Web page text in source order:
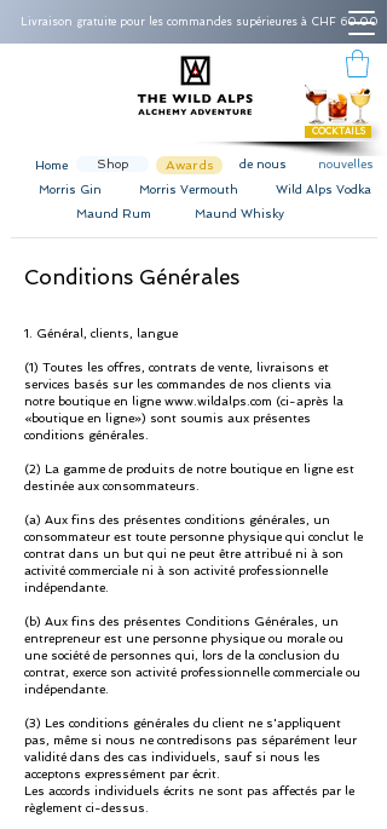
Livraison gratuite pour les commandes supérieures à CHF 60.00
COCKTAILS
Home Shop Awards de nous
nouvelles
Morris Gin
Morris Vermouth
Wild Alps Vodka
Maund Rum
Maund Whisky
Conditions Générales
1. Général, clients, langue
(1) Toutes les offres, contrats de vente, livraisons et
services basés sur les commandes de nos clients via
notre boutique en ligne www.wildalps.com (ci-après la
«boutique en ligne») sont soumis aux présentes
conditions générales.
(2) La gamme de produits de notre boutique en ligne est
destinée aux consommateurs.
(a) Aux fins des présentes conditions générales, un
consommateur est toute personne physique qui conclut le
contrat dans un but qui ne peut être attribué ni à son
activité commerciale ni à son activité professionnelle
indépendante.
(b) Aux fins des présentes Conditions Générales, un
entrepreneur est une personne physique ou morale ou
une société de personnes qui, lors de la conclusion du
contrat, exerce son activité professionnelle commerciale ou
indépendante.
(3) Les conditions générales du client ne s'appliquent
pas, même si nous ne contredisons pas séparément leur
validité dans des cas individuels, sauf si nous les
acceptons expressément par écrit.
Les accords individuels écrits ne sont pas affectés par le
règlement ci-dessus.